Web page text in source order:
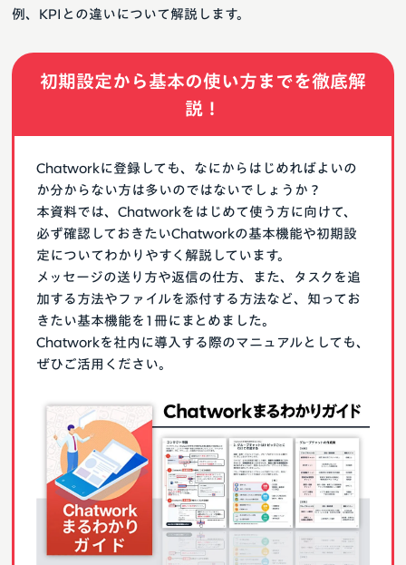
例、KPIとの違いについて解説します。
初期設定から基本の使い方までを徹底解
説！
Chatworkに登録しても、なにからはじめればよいの
か分からない方は多いのではないでしょうか？
本資料では、Chatworkをはじめて使う方に向けて、
必ず確認しておきたいChatworkの基本機能や初期設
定についてわかりやすく解説しています。
メッセージの送り方や返信の仕方、また、タスクを追
加する方法やファイルを添付する方法など、知ってお
きたい基本機能を1冊にまとめました。
Chatworkを社内に導入する際のマニュアルとしても、
ぜひご活用ください。